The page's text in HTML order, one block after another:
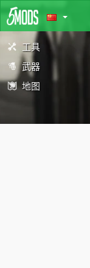
工具
武器
地图